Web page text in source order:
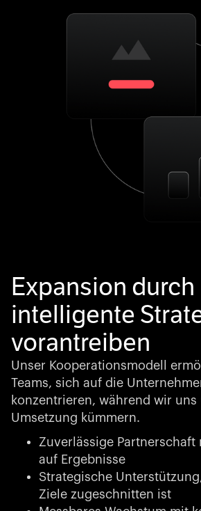
Expansion durch
intelligente
vorantreiben
Unser Kooperationsmodell
Teams, sich auf die
konzentrieren, während wir uns
Umsetzung kümmern.
Zuverlässige Partnerschaft
auf Ergebnisse
Strategische
Ziele zugeschnitten ist